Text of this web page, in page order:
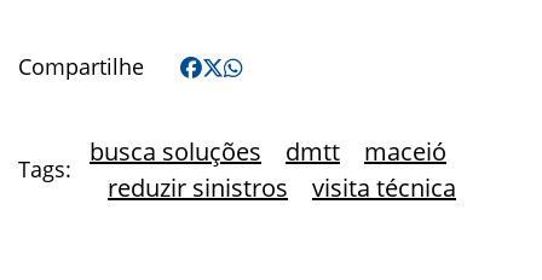
Compartilhe
Tags:
busca soluções dmtt
maceió
reduzir sinistros
visita técnica